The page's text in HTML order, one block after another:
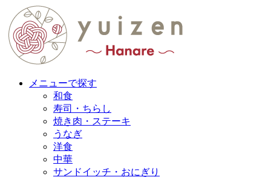
メニューで探す
和食
寿司・ちらし
焼き肉・ステーキ
うなぎ
洋食
中華
サンドイッチ・おにぎり